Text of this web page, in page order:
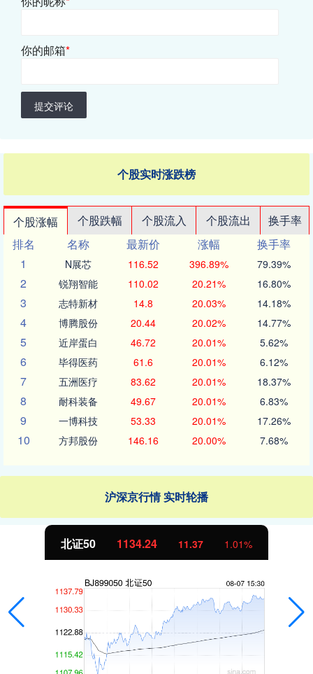
你的邮箱*
提交评论
个股实时涨跌榜
个股涨幅 个股跌幅 个股流入 个股流出
换手率
排名
名称 最新价 涨幅
换手率
1
N展芯 116.52 396.89% 79.39%
2 锐翔智能 110.02 20.21% 16.80%
3 志特新材 14.8 20.03% 14.18%
4 博腾股份 20.44 20.02% 14.77%
5 近岸蛋白 46.72 20.01% 5.62%
6 毕得医药 61.6 20.01% 6.12%
7 五洲医疗 83.62 20.01% 18.37%
8 耐科装备 49.67 20.01% 6.83%
9 一博科技 53.33 20.01% 17.26%
10 方邦股份 146.16 20.00% 7.68%
沪深京行情 实时轮播
北证50 1134.24 11.37 1.01%